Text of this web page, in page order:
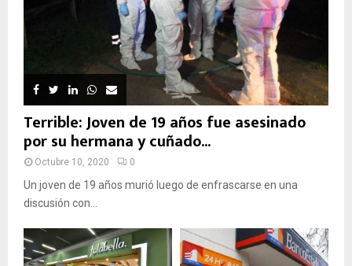
Terrible: Joven de 19 años fue asesinado
por su hermana y cuñado...
Octubre 10, 2020 0
Un joven de 19 años murió luego de enfrascarse en una
discusión con...